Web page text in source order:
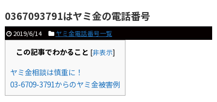
0367093791はヤミ金の電話番号
2019/6/14 ヤミ金電話番号一覧
この記事でわかること [非表示]
ヤミ金相談は慎重に！
03-6709-3791からのヤミ金被害例